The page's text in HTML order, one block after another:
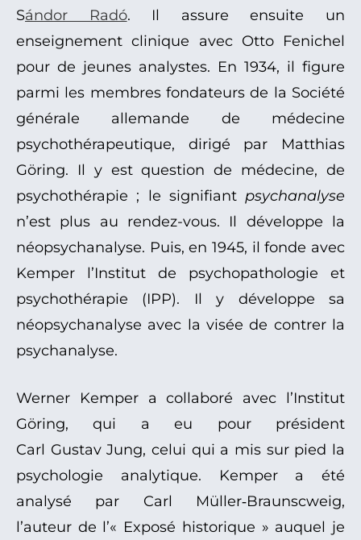
Sándor Radó. Il assure ensuite un
enseignement clinique avec Otto Fenichel
pour de jeunes analystes. En 1934, il figure
parmi les membres fondateurs de la Société
générale allemande de médecine
psychothérapeutique, dirigé par Matthias
Göring. Il y est question de médecine, de
psychothérapie ; le signifiant psychanalyse
n’est plus au rendez-vous. Il développe la
néopsychanalyse. Puis, en 1945, il fonde avec
Kemper l’Institut de psychopathologie et
psychothérapie (IPP). Il y développe sa
néopsychanalyse avec la visée de contrer la
psychanalyse.
Werner Kemper a collaboré avec l’Institut
Göring, qui a eu pour président
Carl Gustav Jung, celui qui a mis sur pied la
psychologie analytique. Kemper a été
analysé par Carl Müller‑Braunscweig,
l’auteur de l’« Exposé historique » auquel je